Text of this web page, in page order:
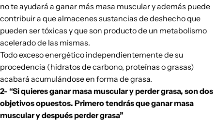
no te ayudará a ganar más masa muscular y además puede
contribuir a que almacenes sustancias de deshecho que
pueden ser tóxicas y que son producto de un metabolismo
acelerado de las mismas.
Todo exceso energético independientemente de su
procedencia (hidratos de carbono, proteínas o grasas)
acabará acumulándose en forma de grasa.
2- “Si quieres ganar masa muscular y perder grasa, son dos
objetivos opuestos. Primero tendrás que ganar masa
muscular y después perder grasa”